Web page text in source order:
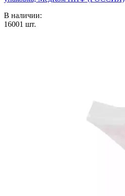
В наличии:
16001 шт.